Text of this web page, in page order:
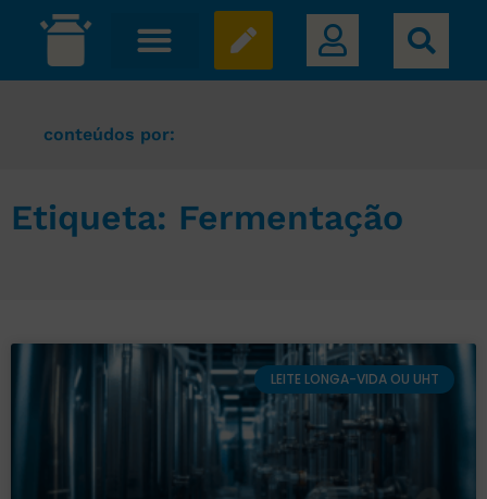
conteúdos por:
Etiqueta: Fermentação
LEITE LONGA-VIDA OU UHT